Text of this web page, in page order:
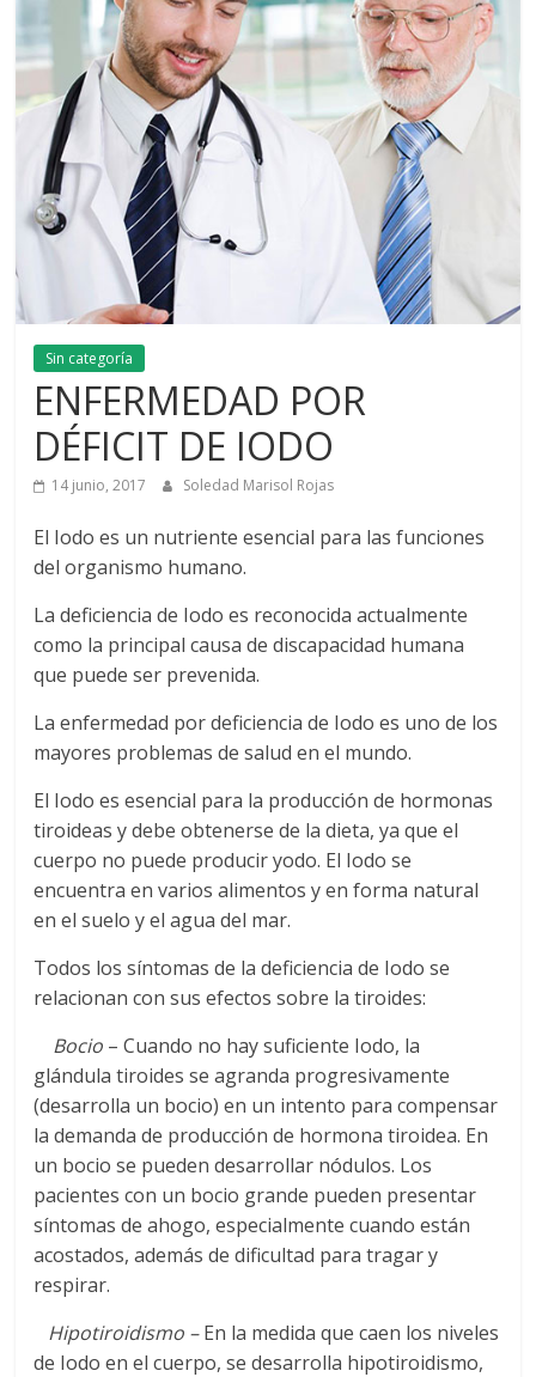
Sin categoría
ENFERMEDAD POR
DÉFICIT DE IODO
14 junio, 2017 Soledad Marisol Rojas
El Iodo es un nutriente esencial para las funciones
del organismo humano.
La deficiencia de Iodo es reconocida actualmente
como la principal causa de discapacidad humana
que puede ser prevenida.
La enfermedad por deficiencia de Iodo es uno de los
mayores problemas de salud en el mundo.
El Iodo es esencial para la producción de hormonas
tiroideas y debe obtenerse de la dieta, ya que el
cuerpo no puede producir yodo. El Iodo se
encuentra en varios alimentos y en forma natural
en el suelo y el agua del mar.
Todos los síntomas de la deficiencia de Iodo se
relacionan con sus efectos sobre la tiroides:
Bocio – Cuando no hay suficiente Iodo, la
glándula tiroides se agranda progresivamente
(desarrolla un bocio) en un intento para compensar
la demanda de producción de hormona tiroidea. En
un bocio se pueden desarrollar nódulos. Los
pacientes con un bocio grande pueden presentar
síntomas de ahogo, especialmente cuando están
acostados, además de dificultad para tragar y
respirar.
Hipotiroidismo – En la medida que caen los niveles
de Iodo en el cuerpo, se desarrolla hipotiroidismo,